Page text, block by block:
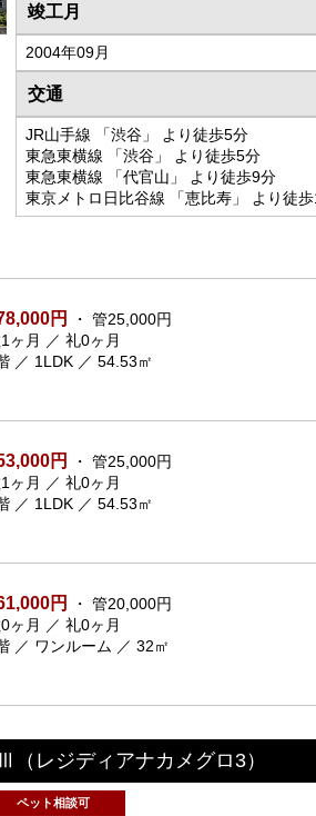
竣工月
2004年09月
交通
JR山手線 「渋谷」 より徒歩5分
東急東横線 「渋谷」 より徒歩5分
東急東横線 「代官山」 より徒歩9分
東京メトロ日比谷線 「恵比寿」 より徒
円
・ 管25,000円
ヶ月 ／ 礼0ヶ月
／ 1LDK ／ 54.53㎡
円
・ 管25,000円
ヶ月 ／ 礼0ヶ月
／ 1LDK ／ 54.53㎡
円
・ 管20,000円
ヶ月 ／ 礼0ヶ月
／ ワンルーム ／ 32㎡
（レジディアナカメグロ3）
ペット相談可